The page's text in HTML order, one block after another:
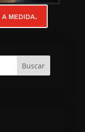
medida.
Buscar